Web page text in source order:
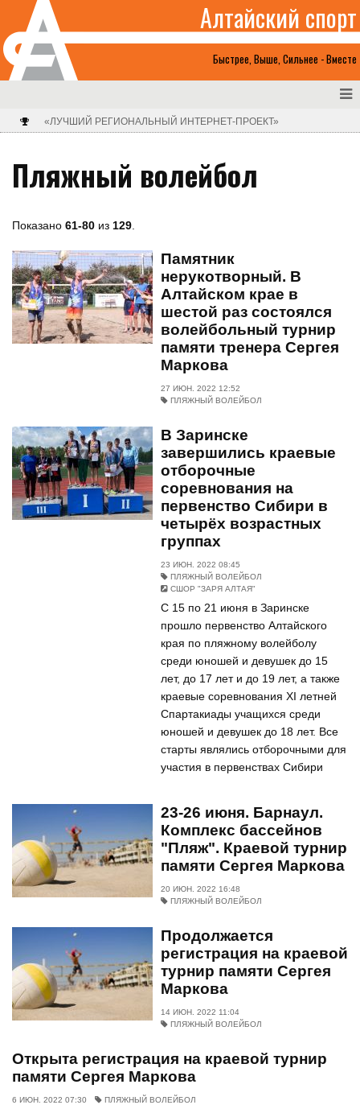
Быстрее, Выше, Сильнее - Вместе
Алтайский спорт
«ЛУЧШИЙ РЕГИОНАЛЬНЫЙ ИНТЕРНЕТ-ПРОЕКТ»
Пляжный волейбол
Показано 61-80 из 129
Памятник
нерукотворный. В
Алтайском крае в
шестой раз состоялся
волейбольный турнир
памяти тренера Сергея
Маркова
27 ИЮН. 2022 12:52
ПЛЯЖНЫЙ ВОЛЕЙБОЛ
В Заринске
завершились краевые
отборочные
соревнования на
первенство Сибири в
четырёх возрастных
группах
23 ИЮН. 2022 08:45
ПЛЯЖНЫЙ ВОЛЕЙБОЛ
СШОР "ЗАРЯ АЛТАЯ"
С 15 по 21 июня в Заринске
прошло первенство Алтайского
края по пляжному волейболу
среди юношей и девушек до 15
лет, до 17 лет и до 19 лет, а также
краевые соревнования XI летней
Спартакиады учащихся среди
юношей и девушек до 18 лет. Все
старты являлись отборочными для
участия в первенствах Сибири
23-26 июня. Барнаул.
Комплекс бассейнов
"Пляж". Краевой турнир
памяти Сергея Маркова
20 ИЮН. 2022 16:48
ПЛЯЖНЫЙ ВОЛЕЙБОЛ
Продолжается
регистрация на краевой
турнир памяти Сергея
Маркова
14 ИЮН. 2022 11:04
ПЛЯЖНЫЙ ВОЛЕЙБОЛ
Открыта регистрация на краевой турнир
памяти Сергея Маркова
6 ИЮН. 2022 07:30 ПЛЯЖНЫЙ ВОЛЕЙБОЛ